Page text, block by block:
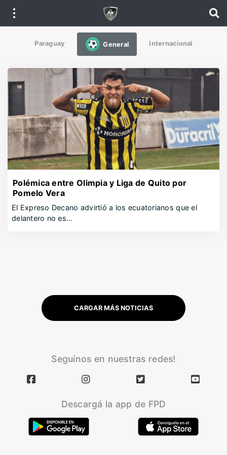
Paraguay General Internacional
Polémica entre Olimpia y Liga de Quito por
Pomelo Vera
El Expreso Decano advirtió a los ecuatorianos que el
delantero no es…
CARGAR MÁS NOTICIAS
Seguínos en nuestras redes!
Descargá la app de FPD